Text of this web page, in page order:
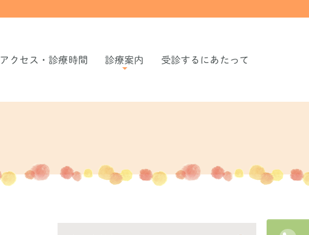
アクセス・診療時間 診療案内 受診するにあたって